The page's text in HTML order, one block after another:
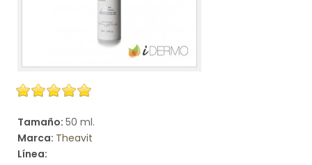
Tamaño: 50 ml.
Marca: Theavit
Línea: